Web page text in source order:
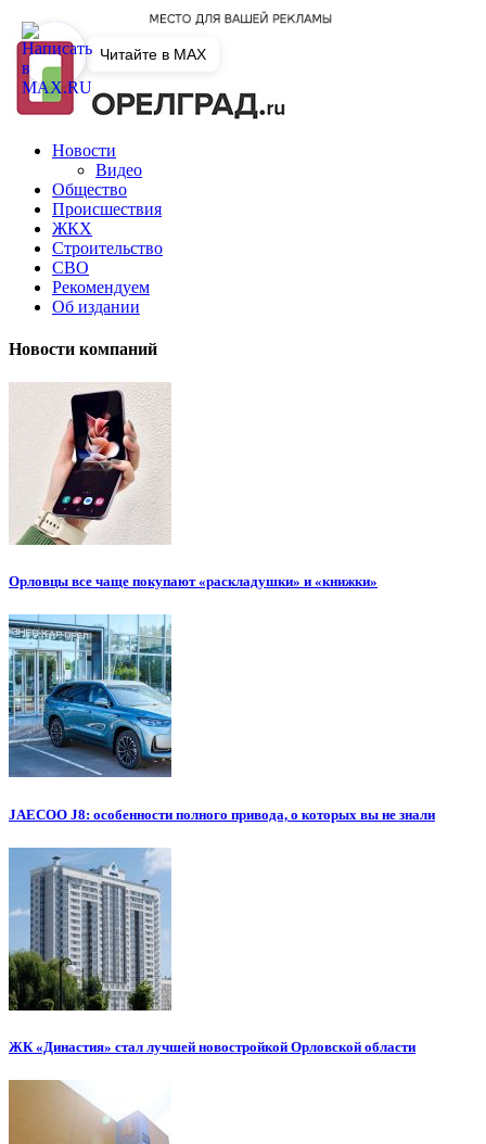
Новости
Видео
Общество
Происшествия
ЖКХ
Строительство
СВО
Рекомендуем
Об издании
Новости компаний
Орловцы все чаще покупают «раскладушки» и «книжки»
JAECOO J8: особенности полного привода, о которых вы не знали
ЖК «Династия» стал лучшей новостройкой Орловской области
Читайте в MAX